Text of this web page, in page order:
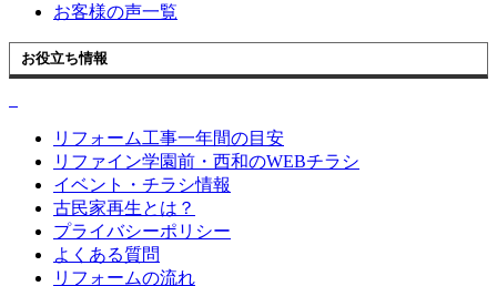
お客様の声一覧
お役立ち情報
リフォーム工事一年間の目安
リファイン学園前・西和のWEBチラシ
イベント・チラシ情報
古民家再生とは？
プライバシーポリシー
よくある質問
リフォームの流れ